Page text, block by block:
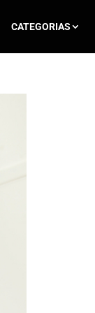
CATEGORIAS